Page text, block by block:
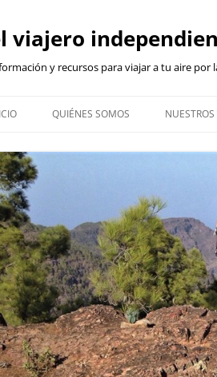
viajero
y recursos para viajar a tu aire por
QUIÉNES SOMOS NUESTROS